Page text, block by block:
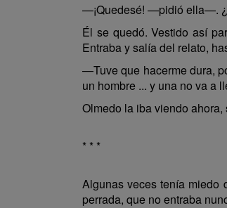
—¡Quedesé! —pidió ella—.
Él se quedó. Vestido así
Entraba y salía del relato,
—Tuve que hacerme dura,
un hombre ... y una no va a
Olmedo la iba viendo
* * *
Algunas veces tenía miedo
perrada, que no entraba